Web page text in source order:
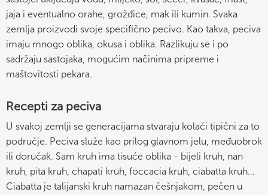
jaja i eventualno orahe, grožđice, mak ili kumin. Svaka
zemlja proizvodi svoje specifično pecivo. Kao takva, peciva
imaju mnogo oblika, okusa i oblika. Razlikuju se i po
sadržaju sastojaka, mogućim načinima pripreme i
maštovitosti pekara.
Recepti za peciva
U svakoj zemlji se generacijama stvaraju kolači tipični za to
područje. Peciva služe kao prilog glavnom jelu, međuobrok
ili doručak. Sam kruh ima tisuće oblika - bijeli kruh, nan
kruh, pita kruh, chapati kruh, foccacia kruh, ciabatta kruh…
Ciabatta je talijanski kruh namazan češnjakom, pečen u